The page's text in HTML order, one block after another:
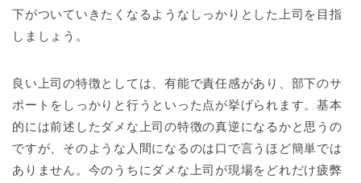
下がついていきたくなるようなしっかりとした上司を目指
しましょう。
良い上司の特徴としては、有能で責任感があり、部下のサ
ポートをしっかりと行うといった点が挙げられます。基本
的には前述したダメな上司の特徴の真逆になるかと思うの
ですが、そのような人間になるのは口で言うほど簡単では
ありません。今のうちにダメな上司が現場をどれだけ疲弊